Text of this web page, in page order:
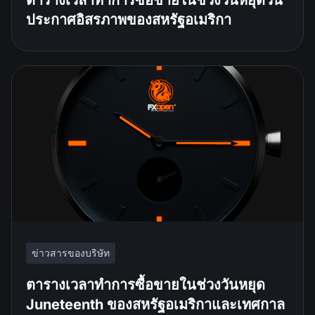
ประกาศอิสรภาพของสหรัฐอเมริกา
ข่าวสารของบริษัท
ตารางเวลาทำการซื้อขายในช่วงวันหยุด
Juneteenth ของสหรัฐอเมริกาและเทศกาล